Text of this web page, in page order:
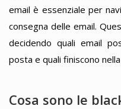
email è essenziale per
consegna delle email.
decidendo quali email
posta e quali finiscono
Cosa sono le